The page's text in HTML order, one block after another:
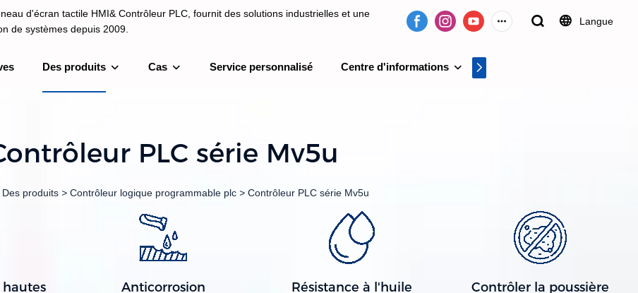
d'écran tactile HMI& Contrôleur PLC, fournit des solutions industrielles et une
de systèmes depuis 2009.
Contrôleur PLC, fournit des solutions industrielles et une intégration de systèmes
Langue
Des produits Cas Service personnalisé Centre d'informations
PLC série Mv5u
Des produits > Contrôleur logique programmable plc > Contrôleur PLC série Mv5u
hautes
Anticorrosion Résistance à l'huile Contrôler la poussière